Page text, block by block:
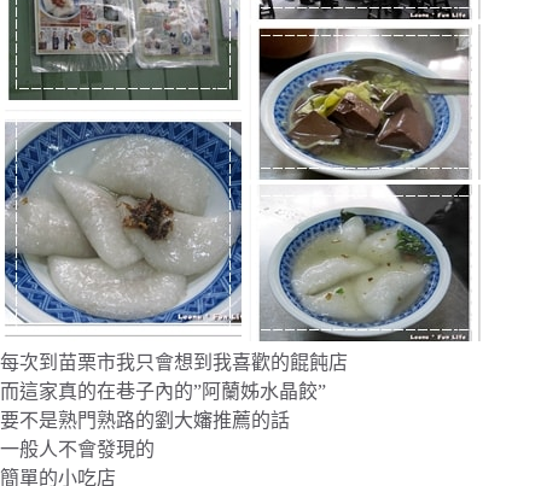
每次到苗栗市我只會想到我喜歡的餛飩店
而這家真的在巷子內的”阿蘭姊水晶餃”
要不是熟門熟路的劉大嬸推薦的話
一般人不會發現的
簡單的小吃店